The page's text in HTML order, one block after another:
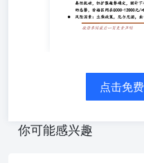
F03099478投资咨询
Z0016301 赵凯熙从
节奏性扰动，但扩
区间在8000-12000
厄尔尼诺，出口需求
顾
点击免
你可能感兴趣